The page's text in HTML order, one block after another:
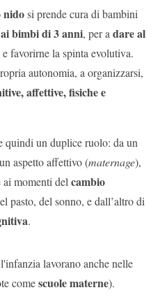
nidosi prende cura di bambini
bimbi di 3 anni, per adare al
e favorirne la spinta evolutiva.
autonomia, a organizzarsi,
affettive, fisiche e
quindi un duplice ruolo: da un
aspetto affettivo (maternage),
ai momenti delcambio
pasto, del sonno, e dall’altro di
.
lavorano anche nelle
comescuole materne).